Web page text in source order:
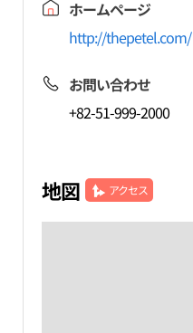
ホームページ
http://thepetel.com/
お問い合わせ
+82-51-999-2000
地図 アクセス